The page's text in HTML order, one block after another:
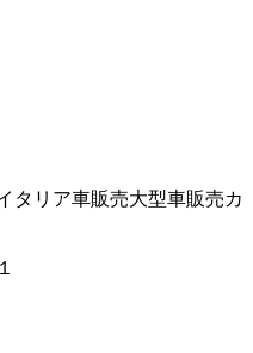
タリア車販売大型車販売カ